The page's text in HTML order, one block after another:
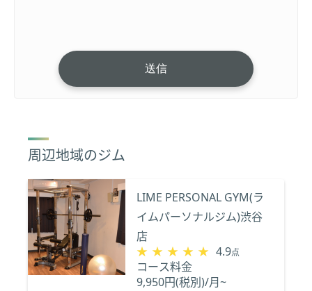
周辺地域のジム
LIME PERSONAL GYM(ラ
イムパーソナルジム)渋谷
店
★★★★★
★★★★★ 4.9点
コース料金
9,950円(税別)/月~